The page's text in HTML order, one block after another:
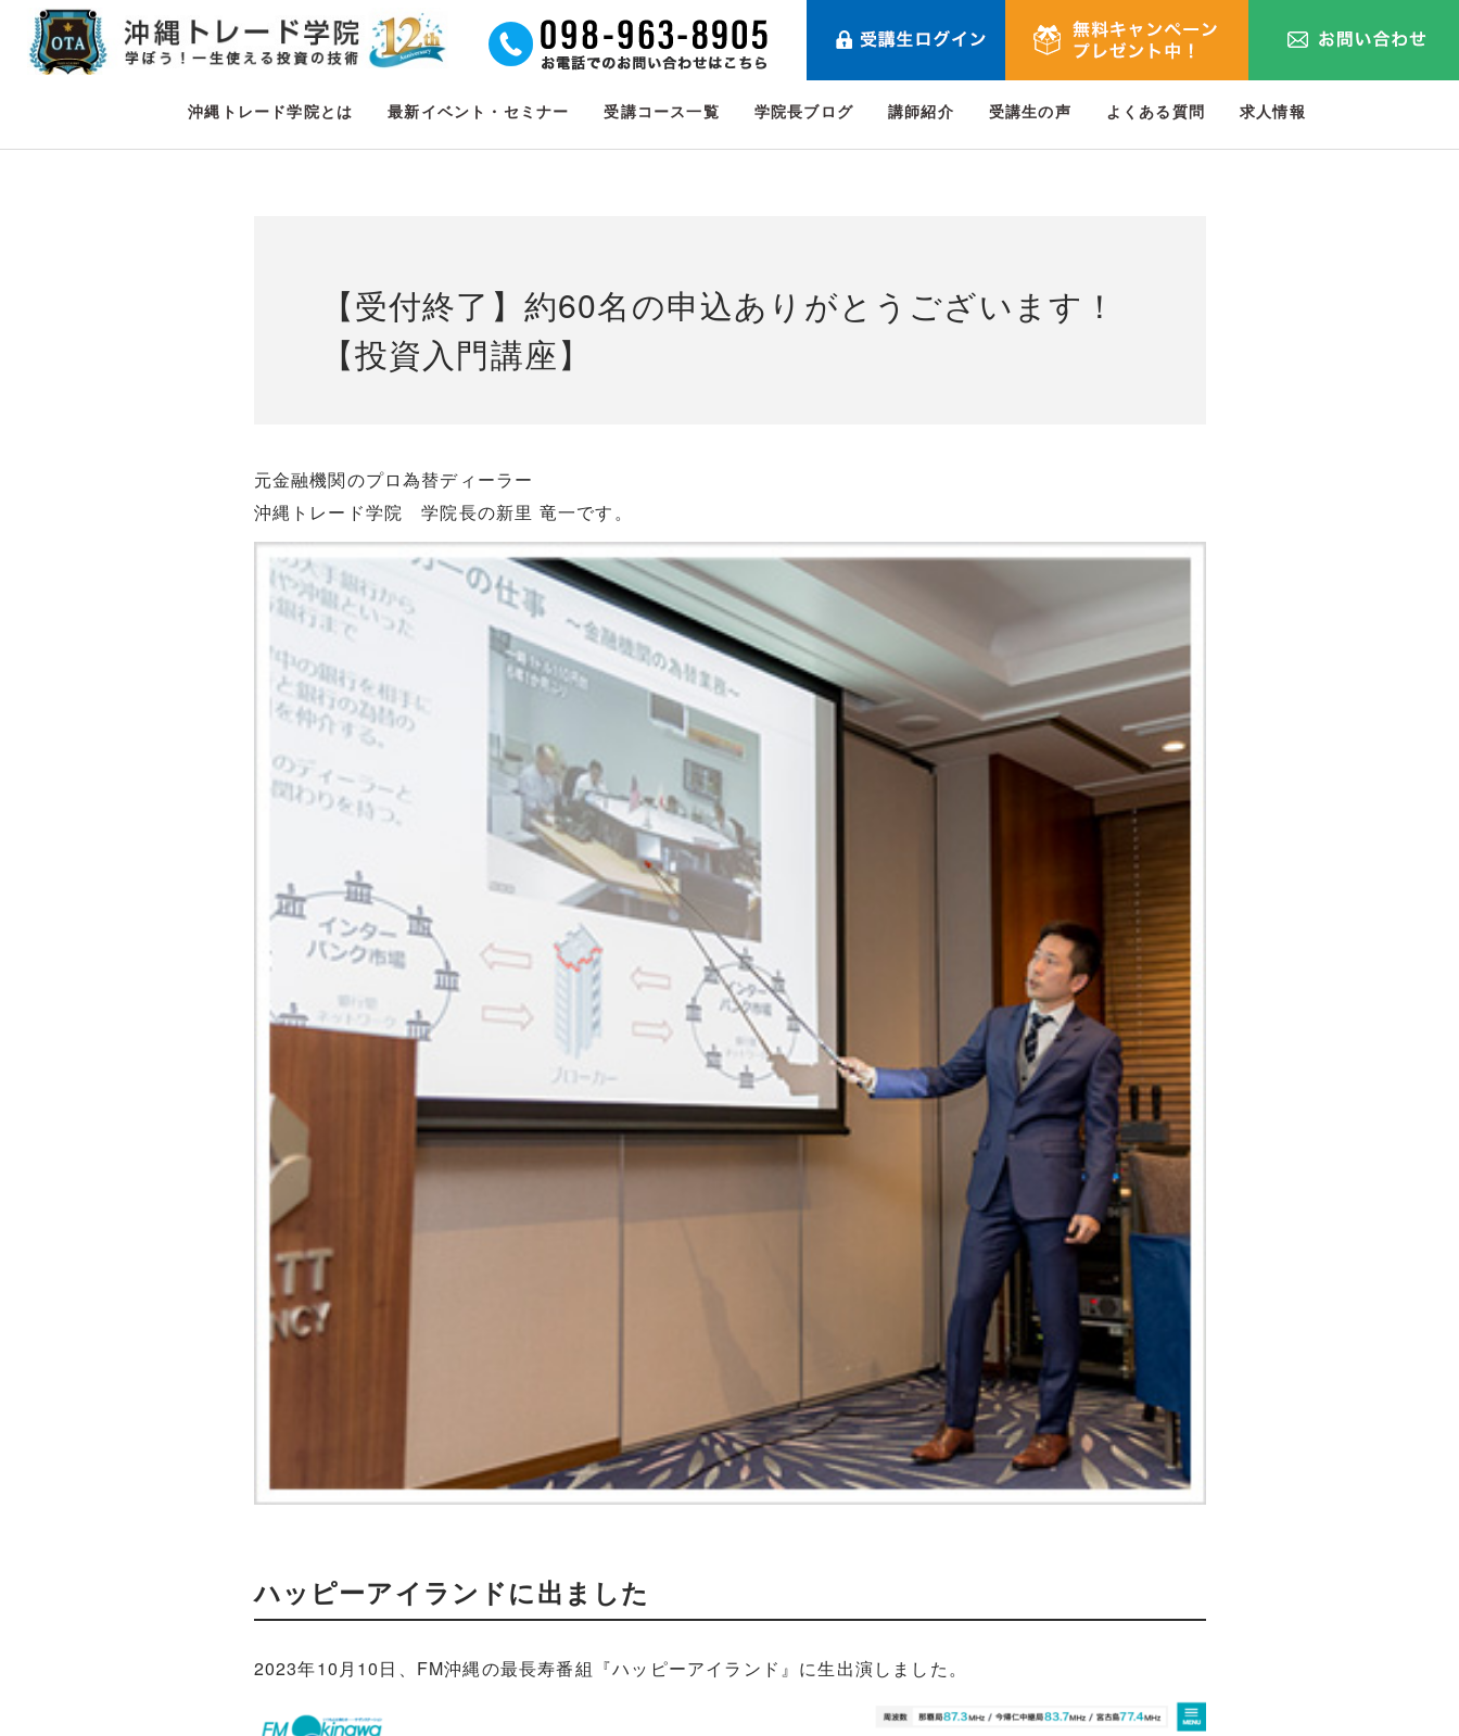
沖縄トレード学院とは 最新イベント・セミナー 受講コース一覧 学院長ブログ 講師紹介 受講生の声 よくある質問 求人情報
【受付終了】約60名の申込ありがとうございます！
【投資入門講座】
元金融機関のプロ為替ディーラー
沖縄トレード学院 学院長の新里 竜一です。
ハッピーアイランドに出ました
2023年10月10日、FM沖縄の最長寿番組『ハッピーアイランド』に生出演しました。